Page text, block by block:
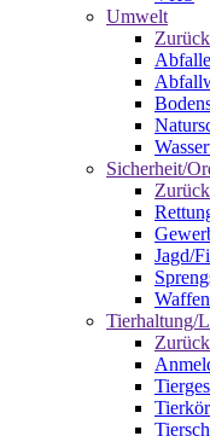
Umwelt
Sicherheit/
Jagd/
Tierhaltung/